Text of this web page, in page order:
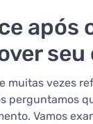
após
muitas vezes
perguntamos
Vamos